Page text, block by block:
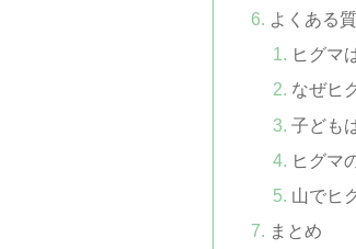
よくある
ヒグマ
なぜヒ
子ども
ヒグマ
山でヒ
まとめ